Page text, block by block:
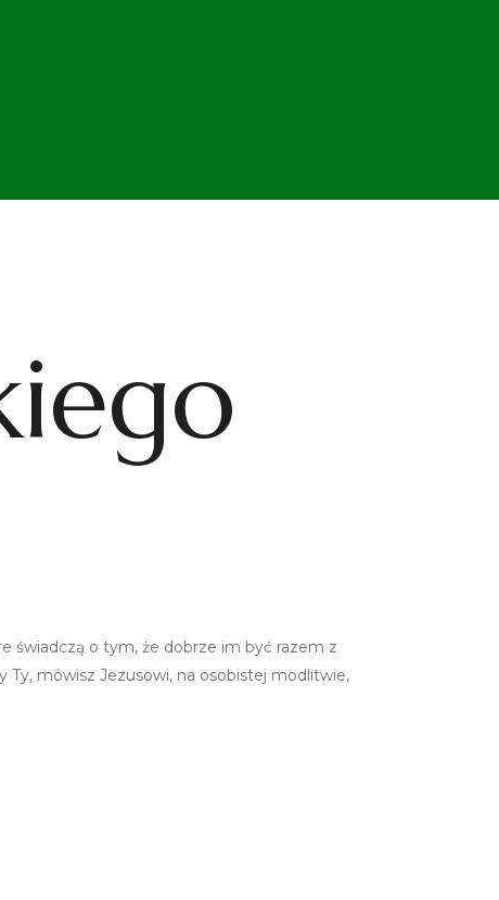
świadczą o tym, że dobrze im być razem z
Ty, mówisz Jezusowi, na osobistej modlitwie,